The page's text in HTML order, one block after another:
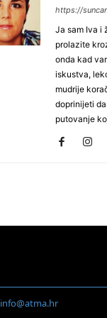
https://
Ja sam Iva i
prolazite
onda kad
iskustva,
mudrije
doprinijeti
putovanje
info@atma.hr